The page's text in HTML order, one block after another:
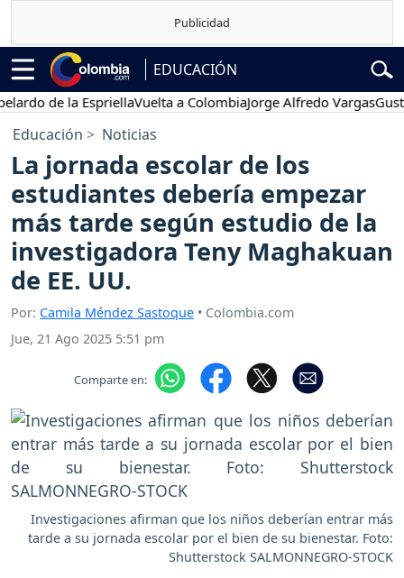
EDUCACIÓN
de la EspriellaVuelta a ColombiaJorge Alfredo VargasGustavo
Educación Noticias
La jornada escolar de los
estudiantes debería empezar
más tarde según estudio de la
investigadora Teny Maghakuan
de EE. UU.
Por: Camila Méndez Sastoque • Colombia.com
Jue, 21 Ago 2025 5:51 pm
Comparte en:
Investigaciones afirman que los niños deberían entrar más
tarde a su jornada escolar por el bien de su bienestar. Foto:
Shutterstock SALMONNEGRO-STOCK